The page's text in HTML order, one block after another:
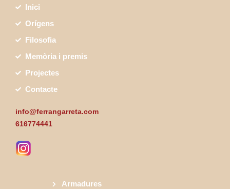
Inici
Orígens
Filosofia
Memòria i premis
Projectes
Contacte
info@ferrangarreta.com
616774441
Armadures